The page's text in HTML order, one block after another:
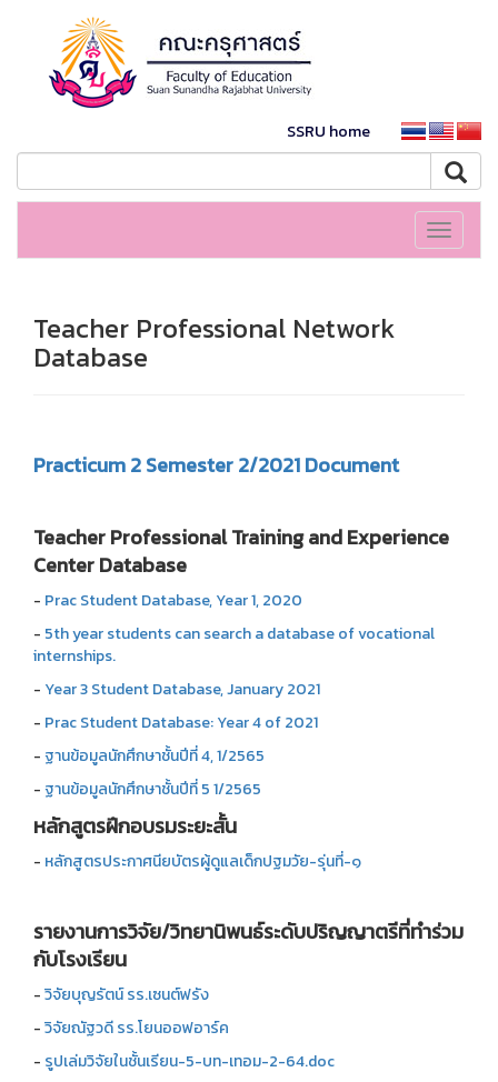
SSRU home
Toggle
Teacher Professional Network
Database
Practicum 2 Semester 2/2021 Document
Teacher Professional Training and Experience
Center Database
- Prac Student Database, Year 1, 2020
- 5th year students can search a database of vocational
internships.
- Year 3 Student Database, January 2021
- Prac Student Database: Year 4 of 2021
-ฐานข้อมูลนักศึกษาชั้นปีที่ 4, 1/2565
-ฐานข้อมูลนักศึกษาชั้นปีที่ 5 1/2565
หลักสูตรฝึกอบรมระยะสั้น
- หลักสูตรประกาศนียบัตรผู้ดูแลเด็กปฐมวัย-รุ่นที่-๑
รายงานการวิจัย/วิทยานิพนธ์ระดับปริญญาตรีที่ทำร่วม
กับโรงเรียน
-วิจัยบุญรัตน์ รร.เซนต์ฟรัง
-วิจัยณัฐวดี รร.โยนออฟอาร์ค
- รูปเล่มวิจัยในชั้นเรียน-5-บท-เทอม-2-64.doc